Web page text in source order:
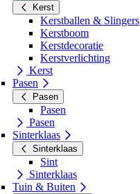
Kerst
Kerstballen & Slingers
Kerstboom
Kerstdecoratie
Kerstverlichting
Kerst
Pasen
Pasen
Pasen
Pasen
Sinterklaas
Sinterklaas
Sint
Sinterklaas
Tuin & Buiten